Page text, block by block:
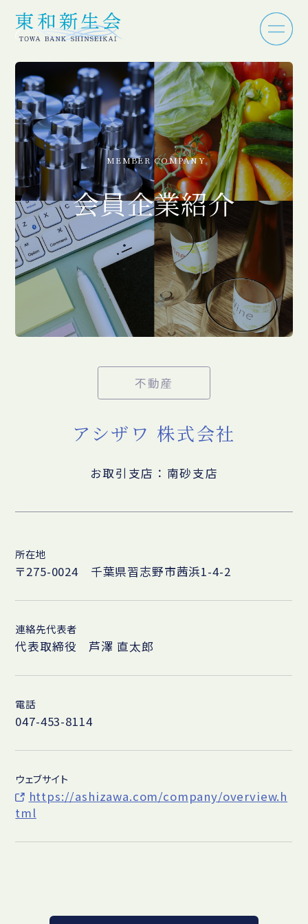
MEMBER COMPANY
会員企業紹介
不動産
アシザワ 株式会社
お取引支店：南砂支店
所在地
〒275-0024 千葉県習志野市茜浜1-4-2
連絡先代表者
代表取締役 芦澤 直太郎
電話
047-453-8114
ウェブサイト
https://ashizawa.com/company/overview.h
tml